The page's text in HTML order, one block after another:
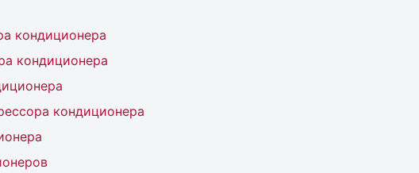
кондиционера
кондиционера
кондиционера